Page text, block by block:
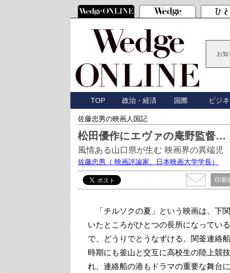
お知
TOP 政治・経済 国際 ビジ
佐藤忠男の映画人国記
松田優作にエヴァの庵野監督…
風情ある山口県が生む 映画界の異端児
佐藤忠男 （ 映画評論家、日本映画大学学長）
印刷
「チルソクの夏」という映画は、下
いたところがひとつの長所になってい
で、どうりでとうなずける。関釜連絡
時期にも釜山と交互に高校生の陸上競
れ、連絡船の港もドラマの重要な舞台